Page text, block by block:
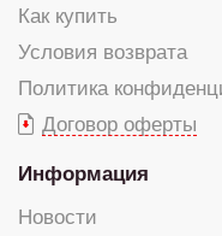
Как купить
Условия возврата
Политика
Договор оферты
Информация
Новости